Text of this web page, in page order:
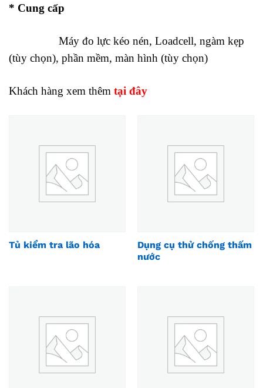
* Cung cấp
Máy đo lực kéo nén, Loadcell, ngàm kẹp
(tùy chọn), phần mềm, màn hình (tùy chọn)
Khách hàng xem thêm tại đây
Tủ kiểm tra lão hóa
Dụng cụ thử chống thấm
nước